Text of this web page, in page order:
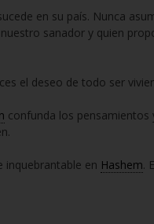
en su país. Nunca
nuestro sanador y quien
el deseo de todo ser
confunda los pensamientos
inquebrantable en Hashem.